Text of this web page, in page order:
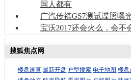
国人都有
广汽传祺GS7测试谍照曝
宝沃2017还会火么，会不
搜狐焦点网
楼盘速查 最新开盘 户型搜索 电子地图 楼盘